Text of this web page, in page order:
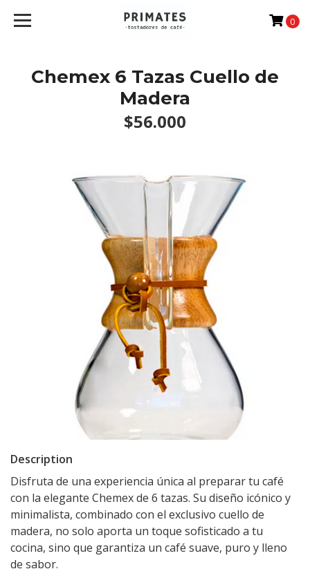
0
Chemex 6 Tazas Cuello de
Madera
$56.000
Description
Disfruta de una experiencia única al preparar tu café
con la elegante Chemex de 6 tazas. Su diseño icónico y
minimalista, combinado con el exclusivo cuello de
madera, no solo aporta un toque sofisticado a tu
cocina, sino que garantiza un café suave, puro y lleno
de sabor.